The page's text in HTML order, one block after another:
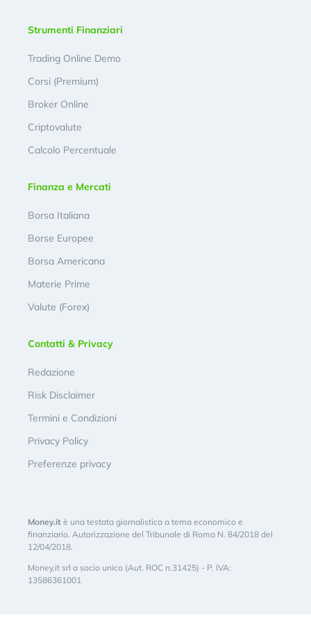
Strumenti Finanziari
Trading Online Demo
Corsi (Premium)
Broker Online
Criptovalute
Calcolo Percentuale
Finanza e Mercati
Borsa Italiana
Borse Europee
Borsa Americana
Materie Prime
Valute (Forex)
Contatti & Privacy
Redazione
Risk Disclaimer
Termini e Condizioni
Privacy Policy
Preferenze privacy
Money.it è una testata giornalistica a tema economico e
finanziario. Autorizzazione del Tribunale di Roma N. 84/2018 del
12/04/2018.
Money.it srl a socio unico (Aut. ROC n.31425) - P. IVA:
13586361001